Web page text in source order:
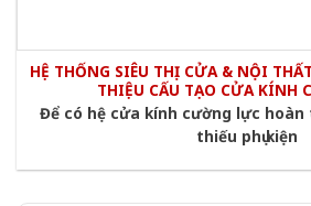
HỆ THỐNG SIÊU THỊ CỬA & NỘI
THIỆU CẤU TẠO CỬA KÍNH
Để có hệ cửa kính cường lực
thiếu phụ kiện